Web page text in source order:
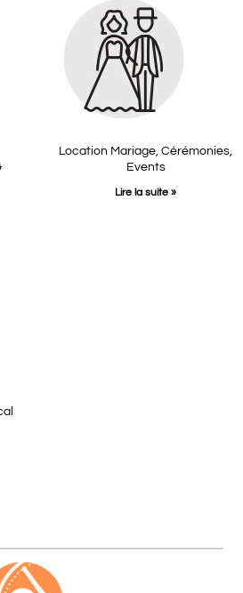
Location Mariage, Cérémonies,
Events
Lire la suite »